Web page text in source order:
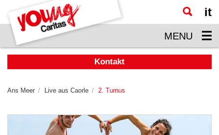
Zum
Hauptinhalt
springen
it
MENU
Kontakt
Ans Meer Live aus Caorle 2. Turnus